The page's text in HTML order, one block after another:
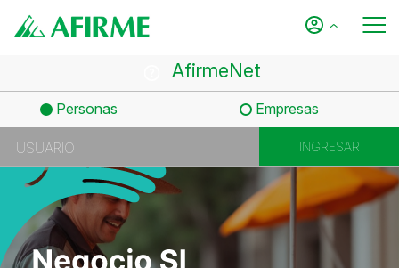
AfirmeNet
Personas Empresas